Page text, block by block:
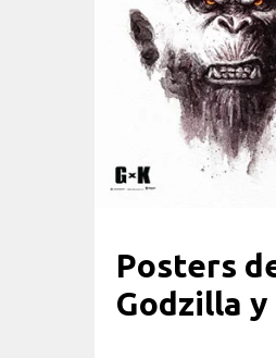
Posters
Godzilla